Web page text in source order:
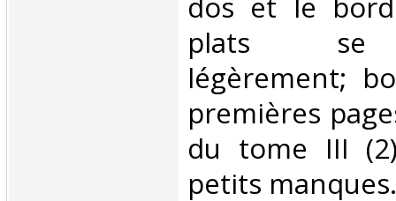
plats se
légèrement;
premières
du tome III
petits